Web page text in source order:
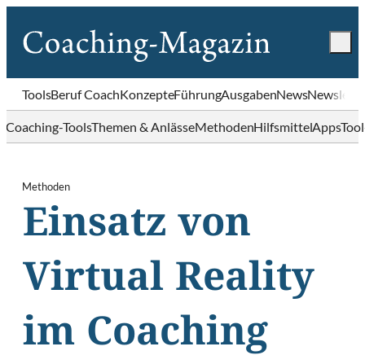
ToolsBeruf CoachKonzepteFührungAusgabenNews
Coaching-ToolsThemen & AnlässeMethodenHilfsmittelApps
Methoden
Einsatz von
Virtual Reality
im Coaching